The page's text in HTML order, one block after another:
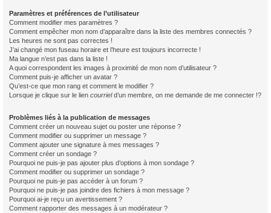
Paramètres et préférences de l’utilisateur
Comment modifier mes paramètres ?
Comment empêcher mon nom d’apparaître dans la liste des membres connectés ?
Les heures ne sont pas correctes !
J’ai changé mon fuseau horaire et l’heure est toujours incorrecte !
Ma langue n’est pas dans la liste !
A quoi correspondent les images à proximité de mon nom d’utilisateur ?
Comment puis-je afficher un avatar ?
Qu’est-ce que mon rang et comment le modifier ?
Lorsque je clique sur le lien courrield’un membre, on me demande de me connecter !?
Problèmes liés à la publication de messages
Comment créer un nouveau sujet ou poster une réponse ?
Comment modifier ou supprimer un message ?
Comment ajouter une signature à mes messages ?
Comment créer un sondage ?
Pourquoi ne puis-je pas ajouter plus d’options à mon sondage ?
Comment modifier ou supprimer un sondage ?
Pourquoi ne puis-je pas accéder à un forum ?
Pourquoi ne puis-je pas joindre des fichiers à mon message ?
Pourquoi ai-je reçu un avertissement ?
Comment rapporter des messages à un modérateur ?